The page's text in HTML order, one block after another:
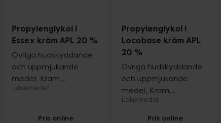
Propylenglykol i
Essex kräm APL 20 %
Övriga hudskyddande
och uppmjukande
medel, Kräm,...
Läkemedel
Pris online
Propylenglykol i
Locobase kräm APL
20 %
Övriga hudskyddande
och uppmjukande
medel, Kräm,...
Läkemedel
Pris online